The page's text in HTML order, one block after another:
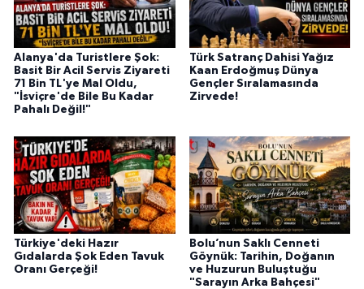
Alanya'da Turistlere Şok:
Basit Bir Acil Servis Ziyareti
71 Bin TL'ye Mal Oldu,
"İsviçre'de Bile Bu Kadar
Pahalı Değil!"
Türk Satranç Dahisi Yağız
Kaan Erdoğmuş Dünya
Gençler Sıralamasında
Zirvede!
Türkiye'deki Hazır
Gıdalarda Şok Eden Tavuk
Oranı Gerçeği!
Bolu’nun Saklı Cenneti
Göynük: Tarihin, Doğanın
ve Huzurun Buluştuğu
"Sarayın Arka Bahçesi"